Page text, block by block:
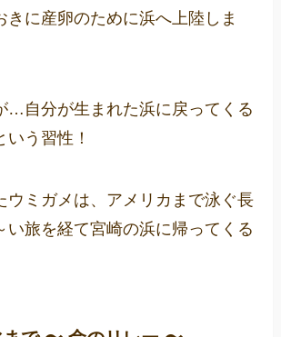
きに産卵のために浜へ上陸しま
…自分が生まれた浜に戻ってくる
いう習性！
ウミガメは、アメリカまで泳ぐ長
い旅を経て宮崎の浜に帰ってくる